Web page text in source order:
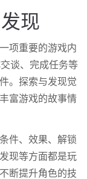
现
项重要的游戏内
谈、完成任务等
。探索与发现觉
富游戏的故事情
件、效果、解锁
现等方面都是玩
断提升角色的技